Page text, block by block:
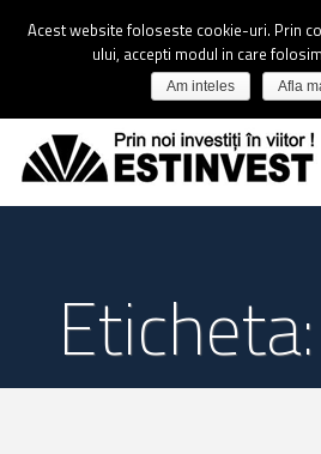
Acest website foloseste cookie-uri. Prin
ului, accepti modul in care
Am inteles Afla